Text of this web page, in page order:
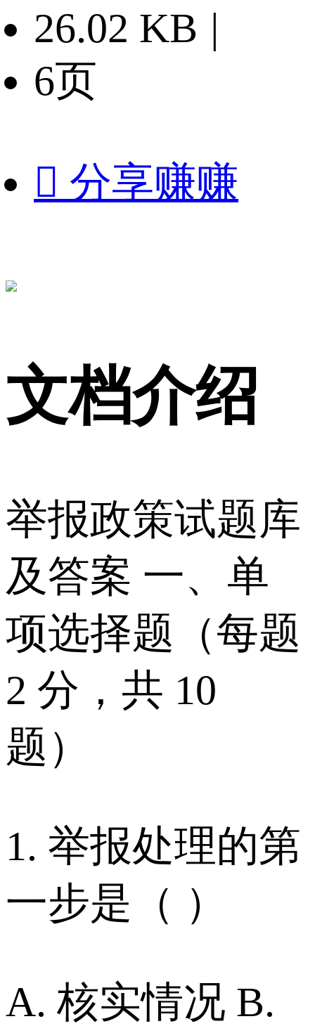
26.02 KB |
6页
 分享赚赚
文档介绍
举报政策试题库
及答案 一、单
项选择题（每题
2 分，共 10
题）
1. 举报处理的第
一步是（ ）
A. 核实情况 B.